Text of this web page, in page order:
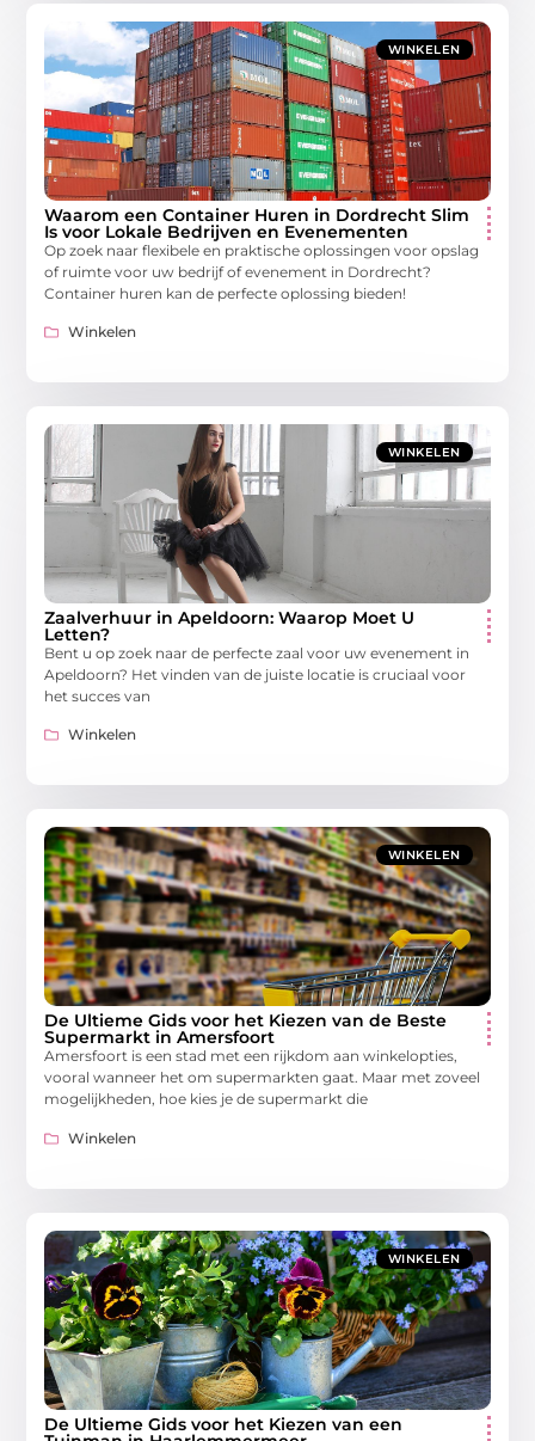
WINKELEN
Waarom een Container Huren in Dordrecht Slim
Is voor Lokale Bedrijven en Evenementen
Op zoek naar flexibele en praktische oplossingen voor opslag
of ruimte voor uw bedrijf of evenement in Dordrecht?
Container huren kan de perfecte oplossing bieden!
Winkelen
WINKELEN
Zaalverhuur in Apeldoorn: Waarop Moet U
Letten?
Bent u op zoek naar de perfecte zaal voor uw evenement in
Apeldoorn? Het vinden van de juiste locatie is cruciaal voor
het succes van
Winkelen
WINKELEN
De Ultieme Gids voor het Kiezen van de Beste
Supermarkt in Amersfoort
Amersfoort is een stad met een rijkdom aan winkelopties,
vooral wanneer het om supermarkten gaat. Maar met zoveel
mogelijkheden, hoe kies je de supermarkt die
Winkelen
WINKELEN
De Ultieme Gids voor het Kiezen van een